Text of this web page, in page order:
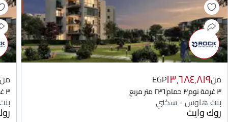
من١٣٬٦٨٤٬٨١٩EGP
٣ غرفة نوم ٣ حمام ٢٣٦ متر مربع
بنت هاوس - سكني
روك وايت
من
٣ غرفة نوم